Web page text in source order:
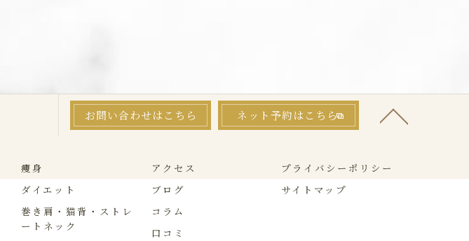
お問い合わせはこちら ネット予約はこちら
痩身
ダイエット
巻き肩・猫背・ストレ
ートネック
アクセス
ブログ
コラム
口コミ
プライバシーポリシー
サイトマップ